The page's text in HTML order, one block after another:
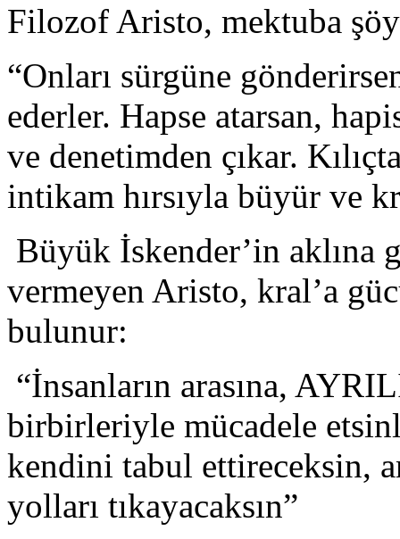
Filozof Aristo, mektuba
“Onları sürgüne
ederler. Hapse atarsan,
ve denetimden çıkar.
intikam hırsıyla büyür ve
Büyük İskender’in aklına
vermeyen Aristo, kral’a
bulunur:
“İnsanların arasına,
birbirleriyle mücadele
kendini tabul ettireceksin,
yolları tıkayacaksın”